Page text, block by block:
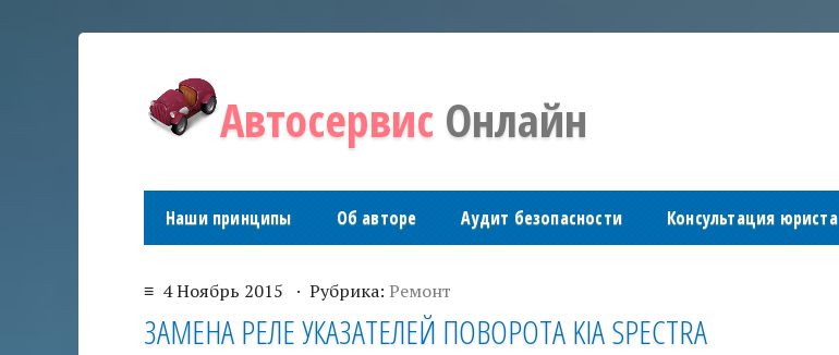
Автосервис Онлайн
Наши принципы Об авторе Аудит безопасности Консультация юриста
≡ 4 Ноябрь 2015 · Рубрика: Ремонт
ЗАМЕНА РЕЛЕ УКАЗАТЕЛЕЙ ПОВОРОТА KIA SPECTRA